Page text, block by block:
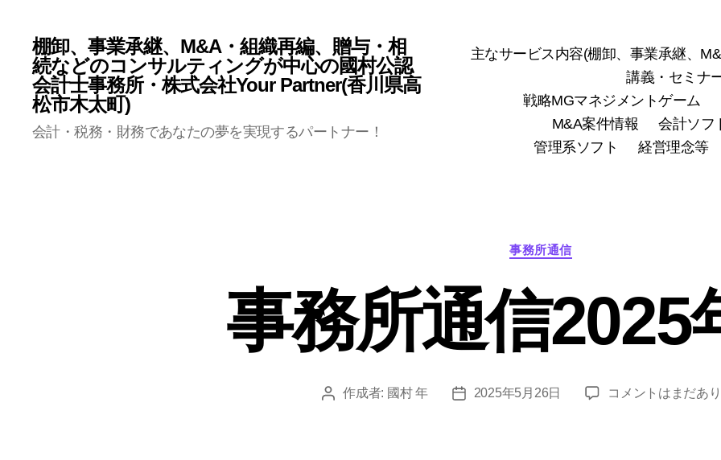
棚卸、事業承継、M&A・組織再編、贈与・相
続などのコンサルティングが中心の國村公認
会計士事務所・株式会社Your Partner(香川県高
松市木太町)
会計・税務・財務であなたの夢を実現するパートナー！
主なサービス内容(棚卸、事業承継、
講義・セミナ
戦略MGマネジメントゲーム
M&A案件情報
会計ソフ
管理系ソフト
経営理念等
カ
テ
リ
ー
事務所通信
事務所通信2025
投 作成者: 國村 年
投
2025年5月26日
事
コメントはまだあ